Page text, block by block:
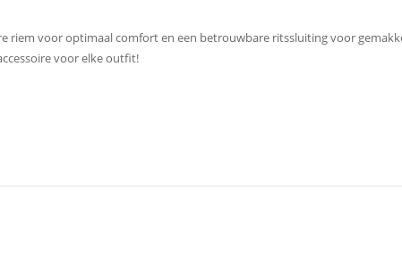
riem voor optimaal comfort en een betrouwbare ritssluiting voor
voor elke outfit!